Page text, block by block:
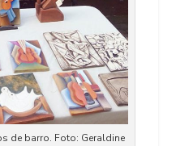
de barro. Foto: Geraldine